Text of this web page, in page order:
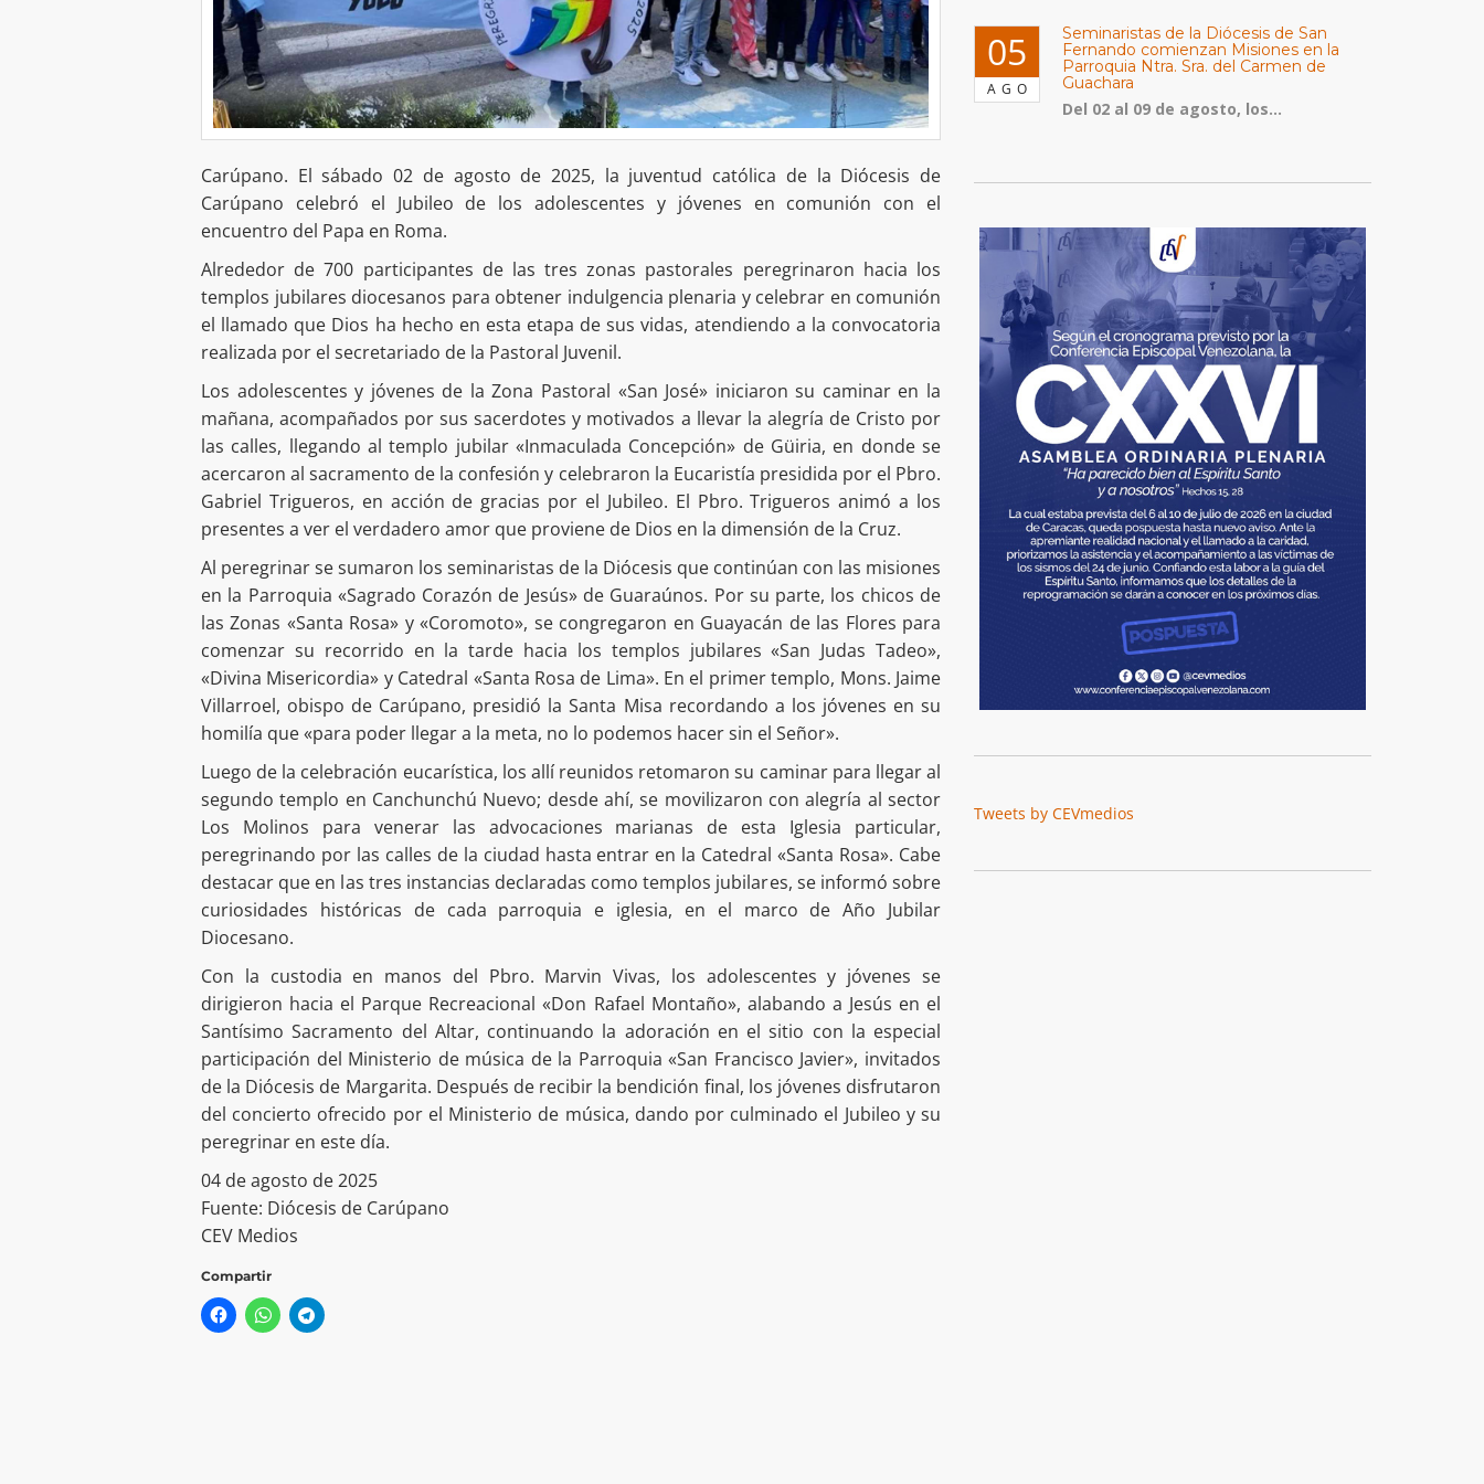
Carúpano. El sábado 02 de agosto de 2025, la juventud católica de la Diócesis de
Carúpano celebró el Jubileo de los adolescentes y jóvenes en comunión con el
encuentro del Papa en Roma.
Alrededor de 700 participantes de las tres zonas pastorales peregrinaron hacia los
templos jubilares diocesanos para obtener indulgencia plenaria y celebrar en comunión
el llamado que Dios ha hecho en esta etapa de sus vidas, atendiendo a la convocatoria
realizada por el secretariado de la Pastoral Juvenil.
Los adolescentes y jóvenes de la Zona Pastoral «San José» iniciaron su caminar en la
mañana, acompañados por sus sacerdotes y motivados a llevar la alegría de Cristo por
las calles, llegando al templo jubilar «Inmaculada Concepción» de Güiria, en donde se
acercaron al sacramento de la confesión y celebraron la Eucaristía presidida por el Pbro.
Gabriel Trigueros, en acción de gracias por el Jubileo. El Pbro. Trigueros animó a los
presentes a ver el verdadero amor que proviene de Dios en la dimensión de la Cruz.
Al peregrinar se sumaron los seminaristas de la Diócesis que continúan con las misiones
en la Parroquia «Sagrado Corazón de Jesús» de Guaraúnos. Por su parte, los chicos de
las Zonas «Santa Rosa» y «Coromoto», se congregaron en Guayacán de las Flores para
comenzar su recorrido en la tarde hacia los templos jubilares «San Judas Tadeo»,
«Divina Misericordia» y Catedral «Santa Rosa de Lima». En el primer templo, Mons. Jaime
Villarroel, obispo de Carúpano, presidió la Santa Misa recordando a los jóvenes en su
homilía que «para poder llegar a la meta, no lo podemos hacer sin el Señor».
Luego de la celebración eucarística, los allí reunidos retomaron su caminar para llegar al
segundo templo en Canchunchú Nuevo; desde ahí, se movilizaron con alegría al sector
Los Molinos para venerar las advocaciones marianas de esta Iglesia particular,
peregrinando por las calles de la ciudad hasta entrar en la Catedral «Santa Rosa». Cabe
destacar que en las tres instancias declaradas como templos jubilares, se informó sobre
curiosidades históricas de cada parroquia e iglesia, en el marco de Año Jubilar
Diocesano.
Con la custodia en manos del Pbro. Marvin Vivas, los adolescentes y jóvenes se
dirigieron hacia el Parque Recreacional «Don Rafael Montaño», alabando a Jesús en el
Santísimo Sacramento del Altar, continuando la adoración en el sitio con la especial
participación del Ministerio de música de la Parroquia «San Francisco Javier», invitados
de la Diócesis de Margarita. Después de recibir la bendición final, los jóvenes disfrutaron
del concierto ofrecido por el Ministerio de música, dando por culminado el Jubileo y su
peregrinar en este día.
04 de agosto de 2025
Fuente: Diócesis de Carúpano
CEV Medios
Compartir
05
AGO
Seminaristas de la Diócesis de San
Fernando comienzan Misiones en la
Parroquia Ntra. Sra. del Carmen de
Guachara
Del 02 al 09 de agosto, los...
Tweets by CEVmedios